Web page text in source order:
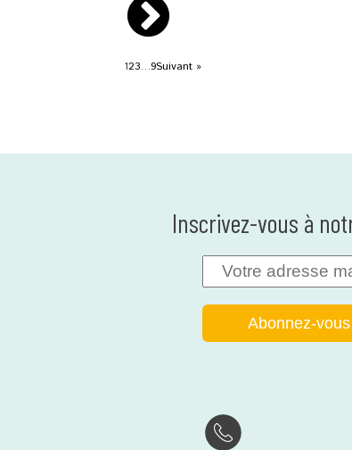
123…9Suivant »
Inscrivez-vous à